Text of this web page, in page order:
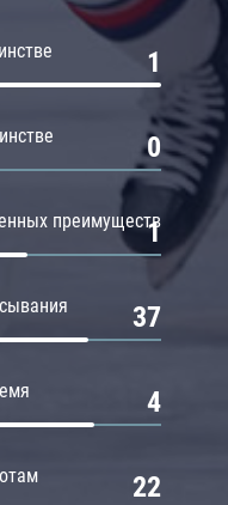
1
0
преимуществ
1
37
4
22